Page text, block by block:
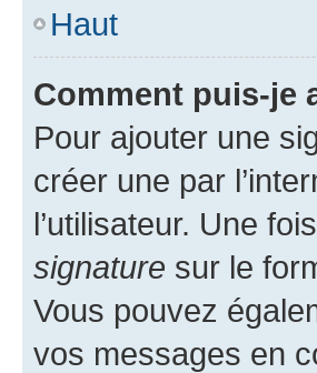
Haut
Comment puis-je
Pour ajouter une
créer une par
l’utilisateur. Une
signature sur le
Vous pouvez
vos messages en